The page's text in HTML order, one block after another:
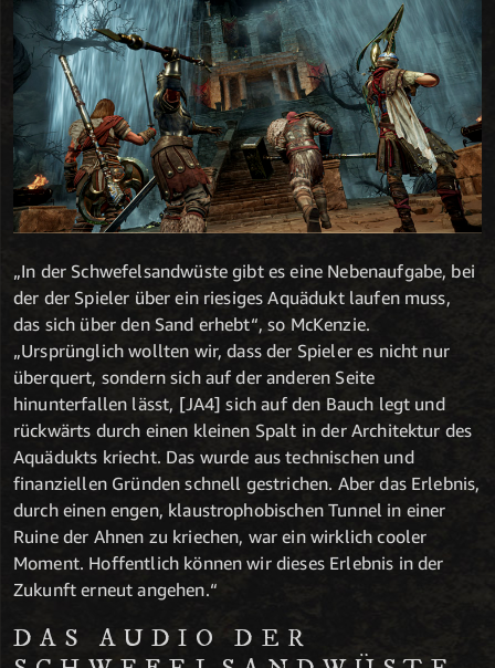
„In der Schwefelsandwüste gibt es eine Nebenaufgabe, bei
der der Spieler über ein riesiges Aquädukt laufen muss,
das sich über den Sand erhebt“, so McKenzie.
„Ursprünglich wollten wir, dass der Spieler es nicht nur
überquert, sondern sich auf der anderen Seite
hinunterfallen lässt, [JA4] sich auf den Bauch legt und
rückwärts durch einen kleinen Spalt in der Architektur des
Aquädukts kriecht. Das wurde aus technischen und
finanziellen Gründen schnell gestrichen. Aber das Erlebnis,
durch einen engen, klaustrophobischen Tunnel in einer
Ruine der Ahnen zu kriechen, war ein wirklich cooler
Moment. Hoffentlich können wir dieses Erlebnis in der
Zukunft erneut angehen.“
DAS AUDIO DER